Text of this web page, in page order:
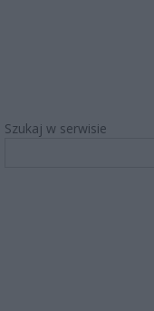
Szukaj w serwisie